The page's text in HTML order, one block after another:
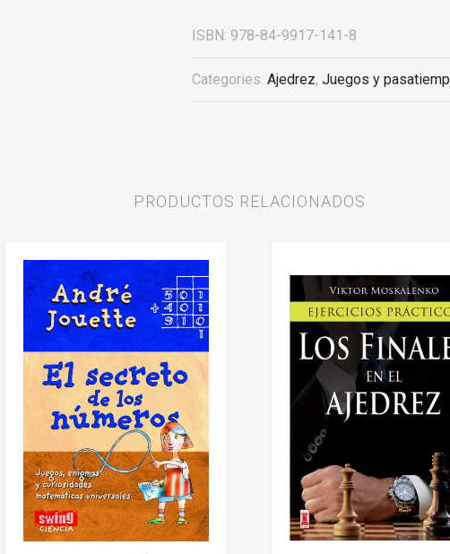
ISBN: 978-84-9917-141-8
Categories: Ajedrez, Juegos y
PRODUCTOS RELACIONADOS